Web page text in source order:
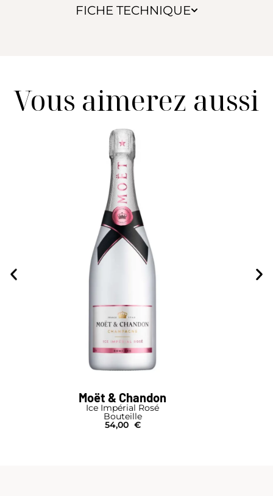
FICHE TECHNIQUE
Vous aimerez aussi
Veuve Clicquot
Rich Rosé
Bouteille
55,00